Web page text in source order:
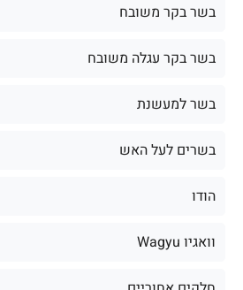
בשר בקר משובח
בשר בקר עגלה משובח
בשר למעשנת
בשרים לעל האש
הודו
וואגיו Wagyu